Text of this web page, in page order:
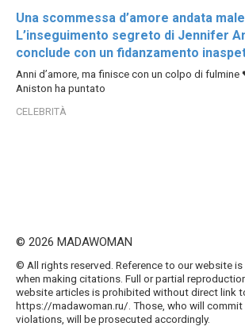
Una scommessa d’amore andata
L’inseguimento segreto di Jennifer
conclude con un fidanzamento
Anni d’amore, ma finisce con un colpo di fulmine
Aniston ha puntato
CELEBRITÀ
© 2026 MADAWOMAN
© All rights reserved. Reference to our website
when making citations. Full or partial
website articles is prohibited without direct link
https://madawoman.ru/. Those, who will
violations, will be prosecuted accordingly.